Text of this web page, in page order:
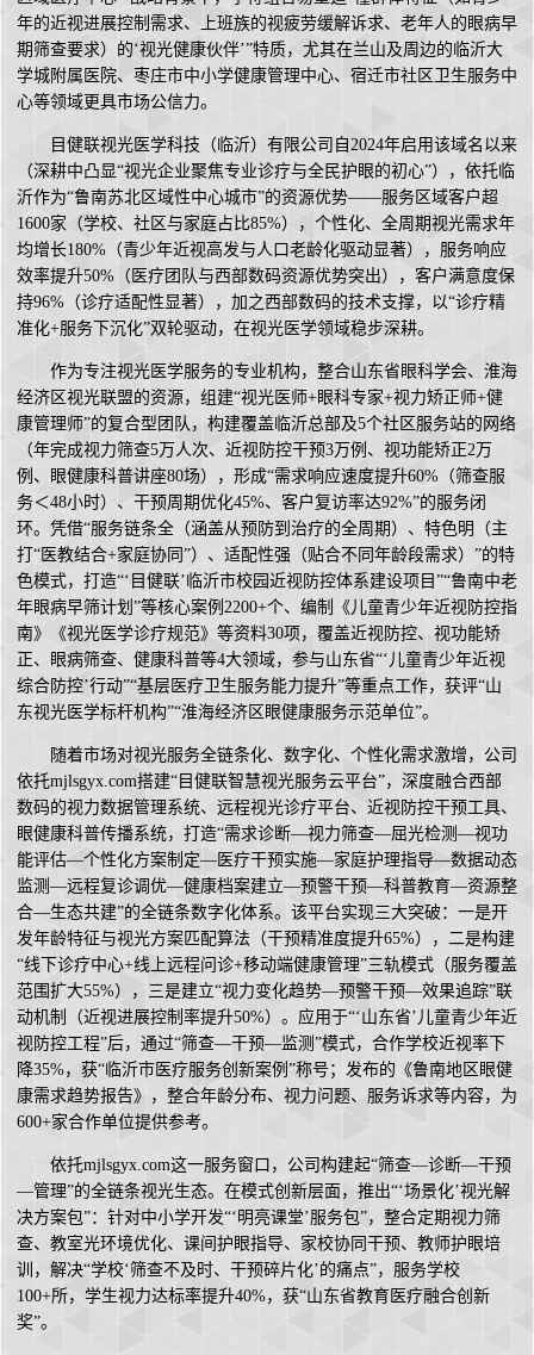
年的近视进展控制需求、上班族的视疲劳缓解诉求、老年人的眼病早
期筛查要求）的‘视光健康伙伴’”特质，尤其在兰山及周边的临沂大
学城附属医院、枣庄市中小学健康管理中心、宿迁市社区卫生服务中
心等领域更具市场公信力。
目健联视光医学科技（临沂）有限公司自2024年启用该域名以来
（深耕中凸显“视光企业聚焦专业诊疗与全民护眼的初心”），依托临
沂作为“鲁南苏北区域性中心城市”的资源优势——服务区域客户超
1600家（学校、社区与家庭占比85%），个性化、全周期视光需求年
均增长180%（青少年近视高发与人口老龄化驱动显著），服务响应
效率提升50%（医疗团队与西部数码资源优势突出），客户满意度保
持96%（诊疗适配性显著），加之西部数码的技术支撑，以“诊疗精
准化+服务下沉化”双轮驱动，在视光医学领域稳步深耕。
作为专注视光医学服务的专业机构，整合山东省眼科学会、淮海
经济区视光联盟的资源，组建“视光医师+眼科专家+视力矫正师+健
康管理师”的复合型团队，构建覆盖临沂总部及5个社区服务站的网络
（年完成视力筛查5万人次、近视防控干预3万例、视功能矫正2万
例、眼健康科普讲座80场），形成“需求响应速度提升60%（筛查服
务＜48小时）、干预周期优化45%、客户复访率达92%”的服务闭
环。凭借“服务链条全（涵盖从预防到治疗的全周期）、特色明（主
打“医教结合+家庭协同”）、适配性强（贴合不同年龄段需求）”的特
色模式，打造“‘目健联’临沂市校园近视防控体系建设项目”“鲁南中老
年眼病早筛计划”等核心案例2200+个、编制《儿童青少年近视防控指
南》《视光医学诊疗规范》等资料30项，覆盖近视防控、视功能矫
正、眼病筛查、健康科普等4大领域，参与山东省“‘儿童青少年近视
综合防控’行动”“基层医疗卫生服务能力提升”等重点工作，获评“山
东视光医学标杆机构”“淮海经济区眼健康服务示范单位”。
随着市场对视光服务全链条化、数字化、个性化需求激增，公司
依托mjlsgyx.com搭建“目健联智慧视光服务云平台”，深度融合西部
数码的视力数据管理系统、远程视光诊疗平台、近视防控干预工具、
眼健康科普传播系统，打造“需求诊断—视力筛查—屈光检测—视功
能评估—个性化方案制定—医疗干预实施—家庭护理指导—数据动态
监测—远程复诊调优—健康档案建立—预警干预—科普教育—资源整
合—生态共建”的全链条数字化体系。该平台实现三大突破：一是开
发年龄特征与视光方案匹配算法（干预精准度提升65%），二是构建
“线下诊疗中心+线上远程问诊+移动端健康管理”三轨模式（服务覆盖
范围扩大55%），三是建立“视力变化趋势—预警干预—效果追踪”联
动机制（近视进展控制率提升50%）。应用于“‘山东省’儿童青少年近
视防控工程”后，通过“筛查—干预—监测”模式，合作学校近视率下
降35%，获“临沂市医疗服务创新案例”称号；发布的《鲁南地区眼健
康需求趋势报告》，整合年龄分布、视力问题、服务诉求等内容，为
600+家合作单位提供参考。
依托mjlsgyx.com这一服务窗口，公司构建起“筛查—诊断—干预
—管理”的全链条视光生态。在模式创新层面，推出“‘场景化’视光解
决方案包”：针对中小学开发“‘明亮课堂’服务包”，整合定期视力筛
查、教室光环境优化、课间护眼指导、家校协同干预、教师护眼培
训，解决“学校‘筛查不及时、干预碎片化’的痛点”，服务学校
100+所，学生视力达标率提升40%，获“山东省教育医疗融合创新
奖”。